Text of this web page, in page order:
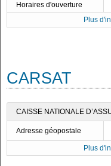
Horaires d'ouverture
Plus
CARSAT
CAISSE NATIONALE
Adresse géopostale
Plus